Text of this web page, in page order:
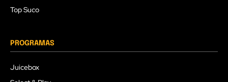
Top Suco
PROGRAMAS
Juicebox